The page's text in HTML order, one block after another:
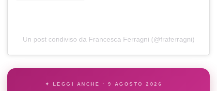
Un post condiviso da Francesca Ferragni (@fraferragni)
✦ LEGGI ANCHE · 9 AGOSTO 2026